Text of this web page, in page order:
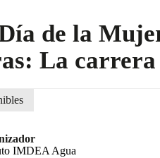
de la
La
IMDEA Agua